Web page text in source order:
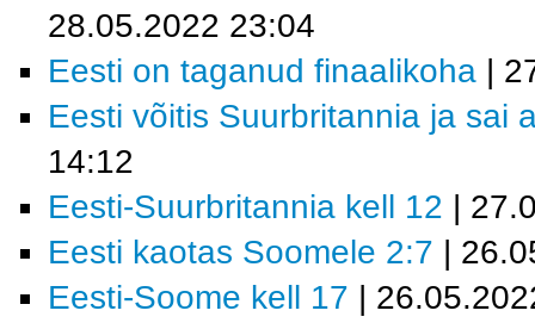
28.05.2022 23:04
Eesti on taganud finaalikoha |
Eesti võitis Suurbritannia ja sai
14:12
Eesti-Suurbritannia kell 12 |
Eesti kaotas Soomele 2:7 |
Eesti-Soome kell 17 |